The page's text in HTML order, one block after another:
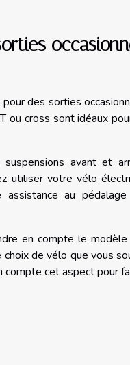
des sorties
cross sont idéaux
avant et
utiliser votre vélo
au
en compte le
de vélo que vous
cet aspect pour